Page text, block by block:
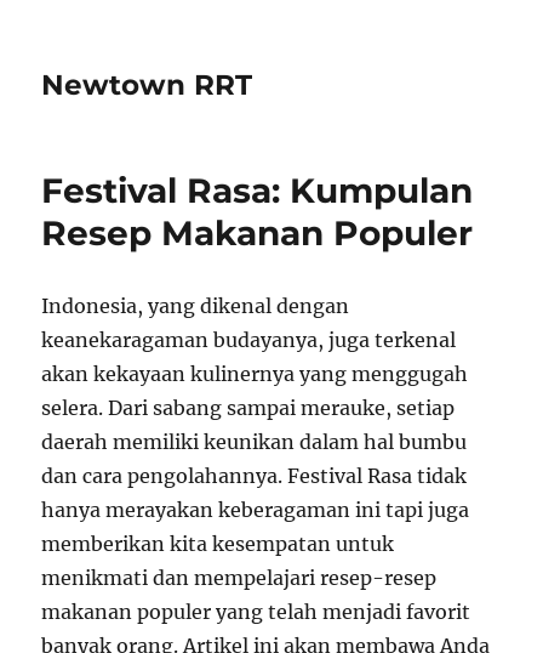
Newtown RRT
Festival Rasa: Kumpulan
Resep Makanan Populer
Indonesia, yang dikenal dengan
keanekaragaman budayanya, juga terkenal
akan kekayaan kulinernya yang menggugah
selera. Dari sabang sampai merauke, setiap
daerah memiliki keunikan dalam hal bumbu
dan cara pengolahannya. Festival Rasa tidak
hanya merayakan keberagaman ini tapi juga
memberikan kita kesempatan untuk
menikmati dan mempelajari resep-resep
makanan populer yang telah menjadi favorit
banyak orang. Artikel ini akan membawa Anda